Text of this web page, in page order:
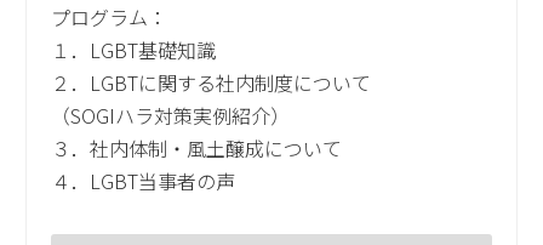
プログラム：
１．LGBT基礎知識
２．LGBTに関する社内制度について
（SOGIハラ対策実例紹介）
３．社内体制・風土醸成について
４．LGBT当事者の声